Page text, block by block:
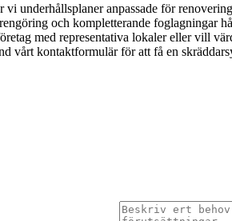
vi underhållsplaner anpassade för
och kompletterande foglagningar
med representativa lokaler eller vill
vårt kontaktformulär för att få en